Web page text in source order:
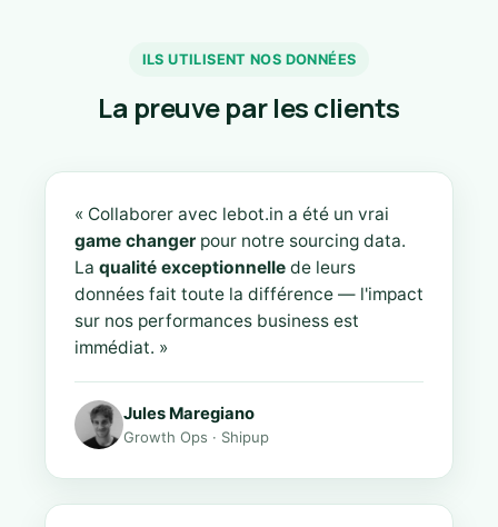
ILS UTILISENT NOS DONNÉES
La preuve par les clients
« Collaborer avec lebot.in a été un vrai
game changer pour notre sourcing data.
La qualité exceptionnelle de leurs
données fait toute la différence — l'impact
sur nos performances business est
immédiat. »
Jules Maregiano
Growth Ops · Shipup